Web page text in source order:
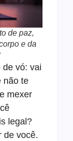
de paz,
e da
de vó: vai
não te
mexer
legal?
de você.